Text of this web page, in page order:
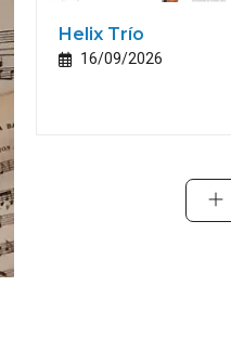
Helix Trío
16/09/2026